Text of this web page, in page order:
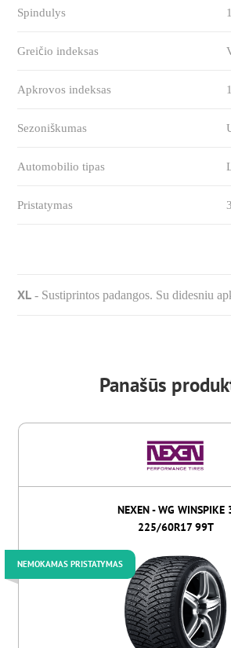
Spindulys
Greičio indeksas
Apkrovos indeksas
Sezoniškumas
Automobilio tipas
Pristatymas
XL - Sustiprintos padangos. Su didesniu
Panašūs
NEXEN - WG WINSPIKE
225/60R17 99T
NEMOKAMAS PRISTATYMAS